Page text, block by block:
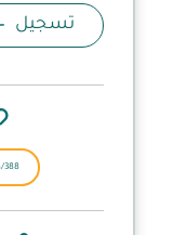
تسجيل
388